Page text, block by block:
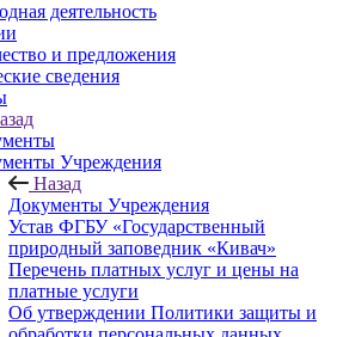
деятельность
и предложения
сведения
Учреждения
Назад
Документы Учреждения
Устав ФГБУ «Государственный
природный заповедник «Кивач»
Перечень платных услуг и цены на
платные услуги
Об утверждении Политики защиты и